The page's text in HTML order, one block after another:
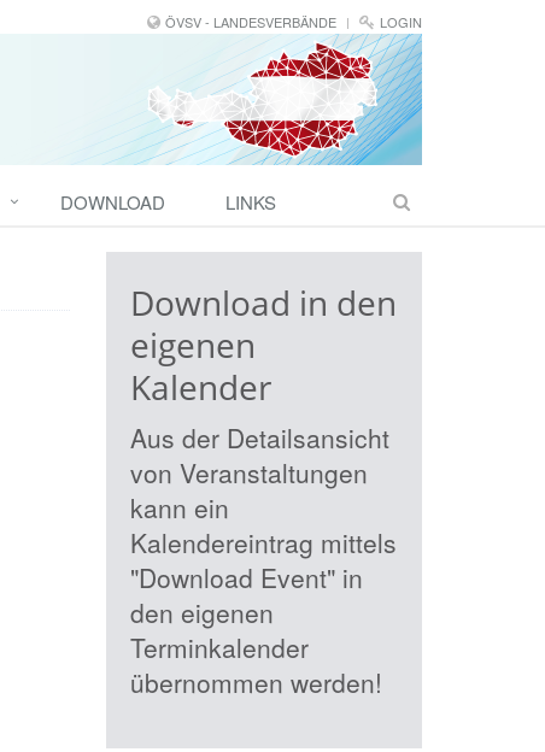
ÖVSV - LANDESVERBÄNDE LOGIN
DOWNLOAD LINKS
Download in den
eigenen
Kalender
Aus der Detailsansicht
von Veranstaltungen
kann ein
Kalendereintrag mittels
"Download Event" in
den eigenen
Terminkalender
übernommen werden!